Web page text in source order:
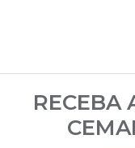
RECEBA